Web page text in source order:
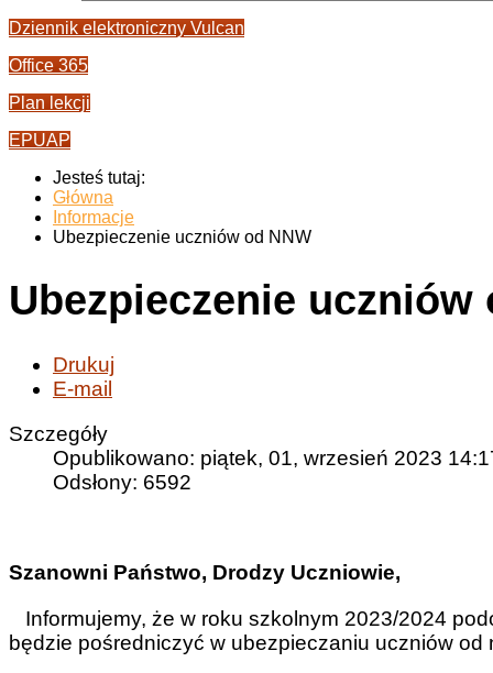
Dziennik elektroniczny Vulcan
Office 365
Plan lekcji
EPUAP
Jesteś tutaj:
Główna
Informacje
Ubezpieczenie uczniów od NNW
Ubezpieczenie uczniów
Drukuj
E-mail
Szczegóły
Opublikowano: piątek, 01, wrzesień 2023
Odsłony: 6592
Szanowni Państwo, Drodzy Uczniowie,
Informujemy, że w roku szkolnym 2023/2024
będzie pośredniczyć w ubezpieczaniu uczniów